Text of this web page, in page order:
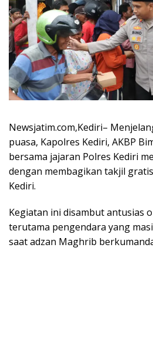
Newsjatim.com,Kediri–
puasa, Kapolres Kediri, AKBP
bersama jajaran Polres Kediri
dengan membagikan takjil
Kediri.
Kegiatan ini disambut antusias
terutama pengendara yang
saat adzan Maghrib